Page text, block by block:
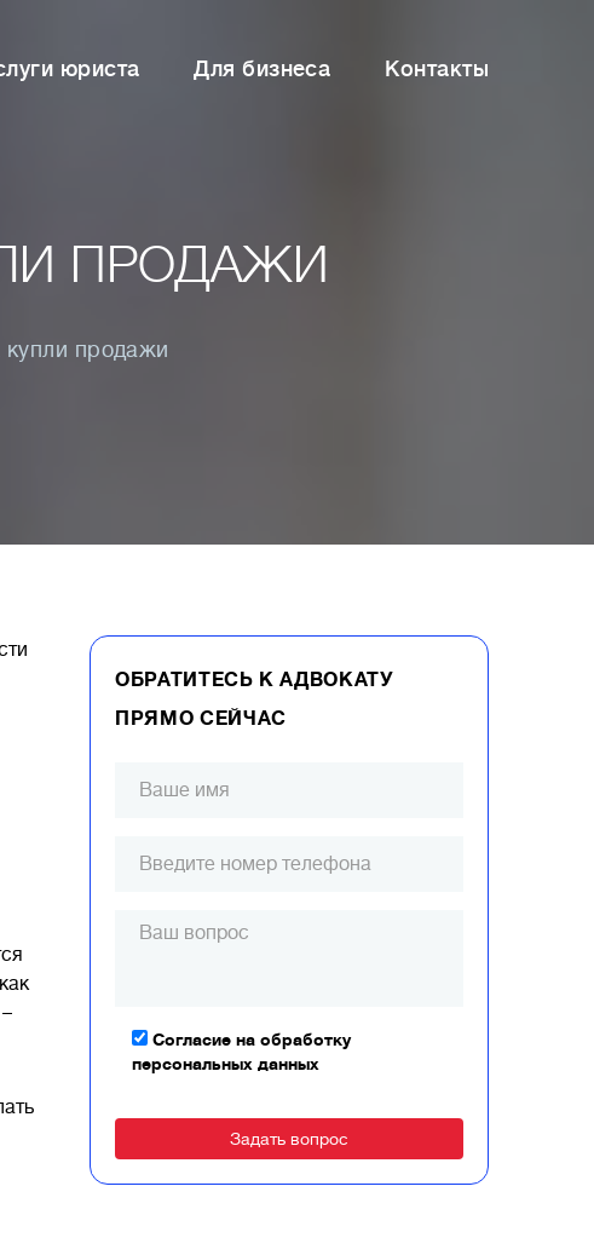
юриста Для бизнеса Контакты
ПРОДАЖИ
продажи
ОБРАТИТЕСЬ К АДВОКАТУ
ПРЯМО СЕЙЧАС
Согласие на обработку
персональных данных